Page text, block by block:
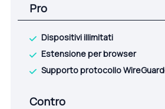
Pro
Dispositivi illimitati
Estensione per browser
Supporto protocollo WireGuard
Contro